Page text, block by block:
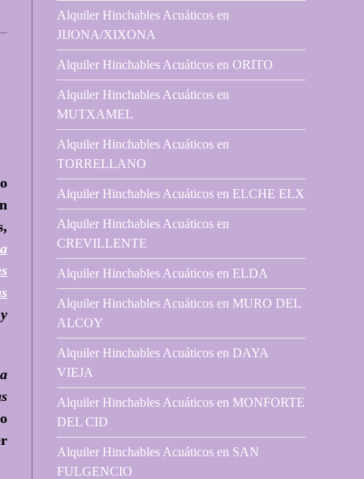
Alquiler Hinchables Acuáticos en
JIJONA/XIXONA
Alquiler Hinchables Acuáticos en ORITO
Alquiler Hinchables Acuáticos en
MUTXAMEL
Alquiler Hinchables Acuáticos en
TORRELLANO
Alquiler Hinchables Acuáticos en ELCHE ELX
Alquiler Hinchables Acuáticos en
CREVILLENTE
Alquiler Hinchables Acuáticos en ELDA
Alquiler Hinchables Acuáticos en MURO DEL
ALCOY
Alquiler Hinchables Acuáticos en DAYA
VIEJA
Alquiler Hinchables Acuáticos en MONFORTE
DEL CID
Alquiler Hinchables Acuáticos en SAN
FULGENCIO